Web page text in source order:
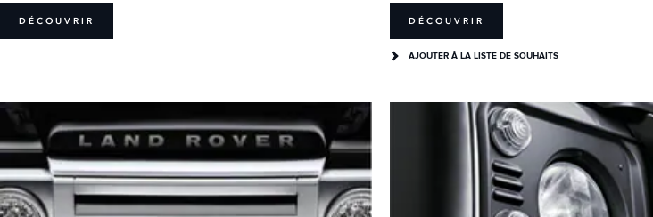
DÉCOUVRIR DÉCOUVRIR
AJOUTER Â LA LISTE DE SOUHAITS